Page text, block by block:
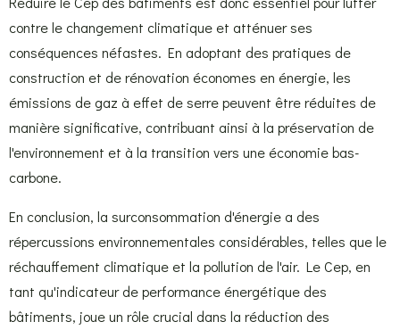
contre le changement climatique et atténuer ses
conséquences néfastes. En adoptant des pratiques de
construction et de rénovation économes en énergie, les
émissions de gaz à effet de serre peuvent être réduites de
manière significative, contribuant ainsi à la préservation de
l'environnement et à la transition vers une économie bas-
carbone.
En conclusion, la surconsommation d'énergie a des
répercussions environnementales considérables, telles que le
réchauffement climatique et la pollution de l'air. Le Cep, en
tant qu'indicateur de performance énergétique des
bâtiments, joue un rôle crucial dans la réduction des